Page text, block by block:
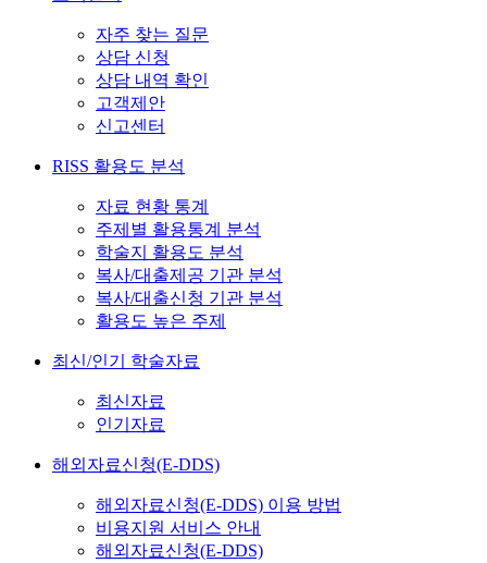
자주 찾는 질문
상담 신청
상담 내역 확인
고객제안
신고센터
RISS 활용도 분석
자료 현황 통계
주제별 활용통계 분석
학술지 활용도 분석
복사/대출제공 기관 분석
복사/대출신청 기관 분석
활용도 높은 주제
최신/인기 학술자료
최신자료
인기자료
해외자료신청(E-DDS)
해외자료신청(E-DDS) 이용 방법
비용지원 서비스 안내
해외자료신청(E-DDS)